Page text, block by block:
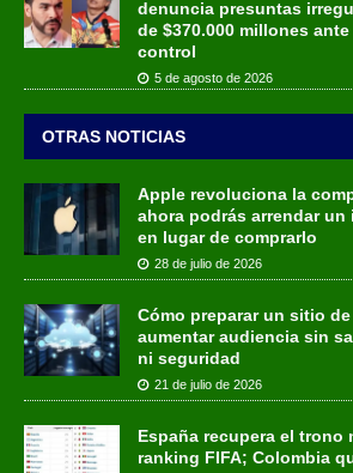
denuncia presuntas
de $370.000 millones
control
5 de agosto de 2026
OTRAS NOTICIAS
Apple revoluciona la
ahora podrás arrendar un
en lugar de comprarlo
28 de julio de 2026
Cómo preparar un sitio
aumentar audiencia sin
ni seguridad
21 de julio de 2026
España recupera el trono
ranking FIFA; Colombia